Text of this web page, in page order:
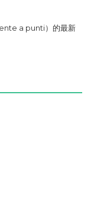
a punti）的最新